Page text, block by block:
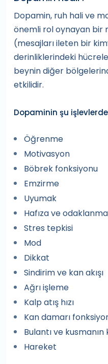
Dopamin, ruh hali ve
önemli rol oynayan
(mesajları ileten bir
derinliklerindeki
beynin diğer
etkilidir.
Dopaminin şu
Öğrenme
Motivasyon
Böbrek fonksiyonu
Emzirme
Uyumak
Hafıza ve odaklanma
Stres tepkisi
Mod
Dikkat
Sindirim ve kan akışı
Ağrı işleme
Kalp atış hızı
Kan damarı
Bulantı ve
Hareket